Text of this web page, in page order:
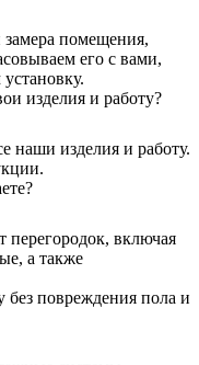
замера помещения,
его с вами,
изделия и работу?
наши изделия и работу.
включая
а также
без повреждения пола и